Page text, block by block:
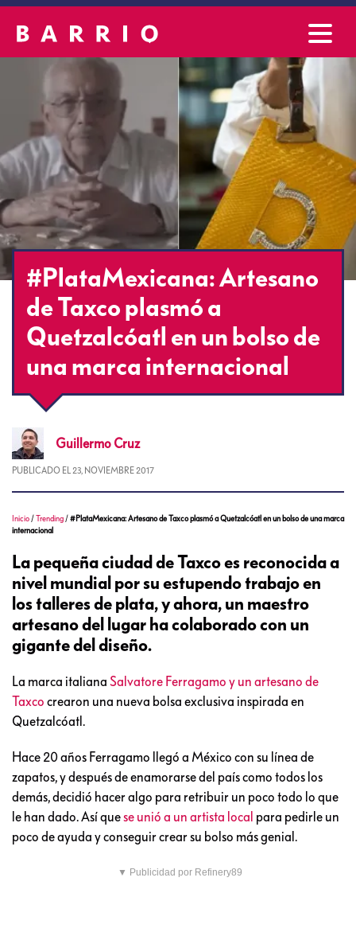
#PlataMexicana: Artesano
de Taxco plasmó a
Quetzalcóatl en un bolso de
una marca internacional
Guillermo Cruz
PUBLICADO EL 23, NOVIEMBRE 2017
Inicio /Trending /#PlataMexicana: Artesano de Taxco plasmó a Quetzalcóatl en un bolso de una marca
internacional
La pequeña ciudad de Taxco es reconocida a
nivel mundial por su estupendo trabajo en
los talleres de plata, y ahora, un maestro
artesano del lugar ha colaborado con un
gigante del diseño.
La marca italiana Salvatore Ferragamo y un artesano de
Taxco crearon una nueva bolsa exclusiva inspirada en
Quetzalcóatl.
Hace 20 años Ferragamo llegó a México con su línea de
zapatos, y después de enamorarse del país como todos los
demás, decidió hacer algo para retribuir un poco todo lo que
le han dado. Así quese unió a un artista local para pedirle un
poco de ayuda y conseguir crear su bolso más genial.
▼ Publicidad por Refinery89